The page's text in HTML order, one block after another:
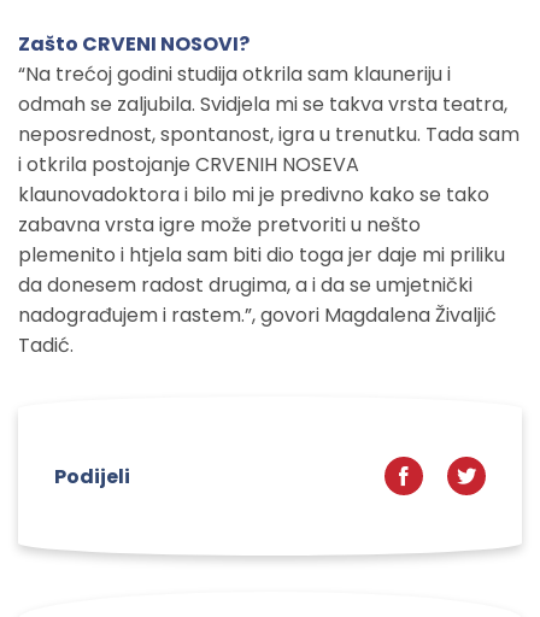
Zašto CRVENI NOSOVI?
“Na trećoj godini studija otkrila sam klauneriju i
odmah se zaljubila. Svidjela mi se takva vrsta teatra,
neposrednost, spontanost, igra u trenutku. Tada sam
i otkrila postojanje CRVENIH NOSEVA
klaunovadoktora i bilo mi je predivno kako se tako
zabavna vrsta igre može pretvoriti u nešto
plemenito i htjela sam biti dio toga jer daje mi priliku
da donesem radost drugima, a i da se umjetnički
nadograđujem i rastem.”, govori Magdalena Živaljić
Tadić.
Podijeli